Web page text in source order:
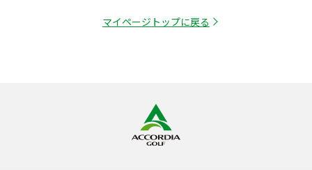
マイページトップに戻る